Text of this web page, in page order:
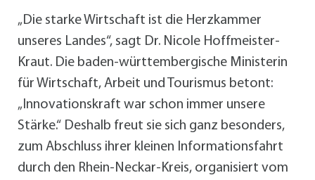
„Die starke Wirtschaft ist die Herzkammer
unseres Landes“, sagt Dr. Nicole Hoffmeister-
Kraut. Die baden-württembergische Ministerin
für Wirtschaft, Arbeit und Tourismus betont:
„Innovationskraft war schon immer unsere
Stärke.“ Deshalb freut sie sich ganz besonders,
zum Abschluss ihrer kleinen Informationsfahrt
durch den Rhein-Neckar-Kreis, organisiert vom